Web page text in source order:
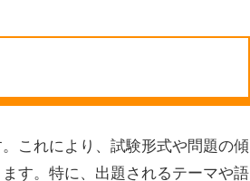
これにより、試験形式や問題の傾
す。特に、出題されるテーマや語